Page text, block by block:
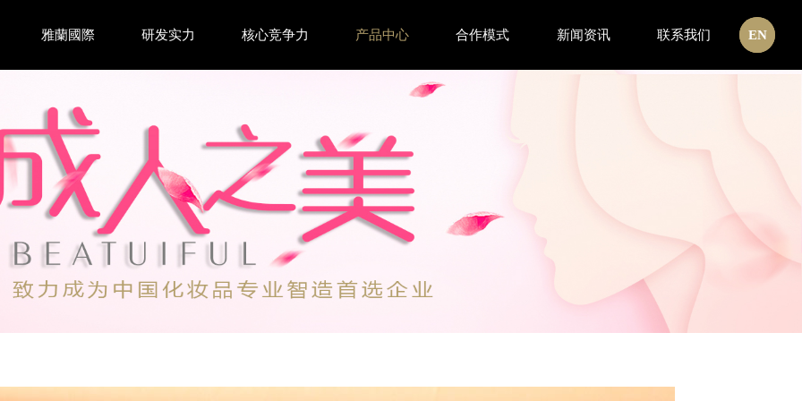
雅蘭國際 研发实力 核心竞争力 产品中心 合作模式 新闻资讯 联系我们 EN
CN